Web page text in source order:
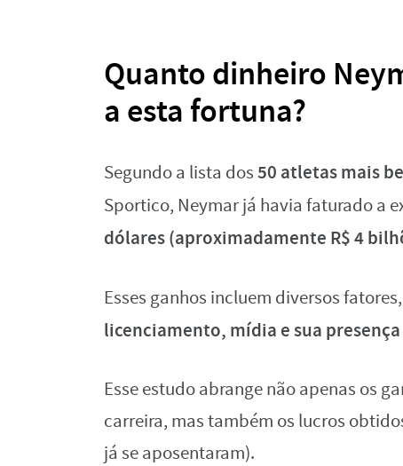
Quanto dinheiro
a esta fortuna?
Segundo a lista dos50 atletas mais
Sportico, Neymar já havia faturado a
dólares (aproximadamente R$ 4
Esses ganhos incluem diversos
licenciamento, mídia e sua
Esse estudo abrange não apenas os
carreira, mas também os lucros
já se aposentaram).